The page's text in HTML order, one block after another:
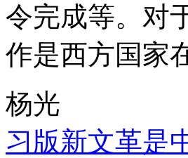
令完成等。对
作是西方国家
杨光
习版新文革是